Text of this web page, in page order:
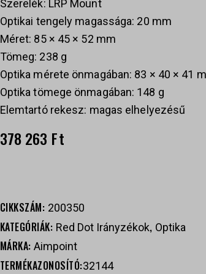
Szerelék: LRP Mount
Optikai tengely magassága: 20 mm
Méret: 85 × 45 × 52 mm
Tömeg: 238 g
Optika mérete önmagában: 83 × 40 × 41
Optika tömege önmagában: 148 g
Elemtartó rekesz: magas elhelyezésű
378 263 Ft
CIKKSZÁM: 200350
KATEGÓRIÁK: Red Dot Irányzékok, Optika
MÁRKA:Aimpoint
TERMÉKAZONOSÍTÓ:32144